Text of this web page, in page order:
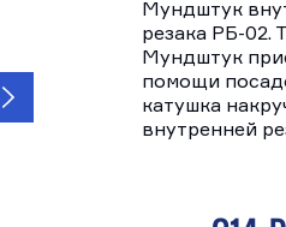
Мундштук
резака РБ-02.
Мундштук
помощи
катушка
внутренней